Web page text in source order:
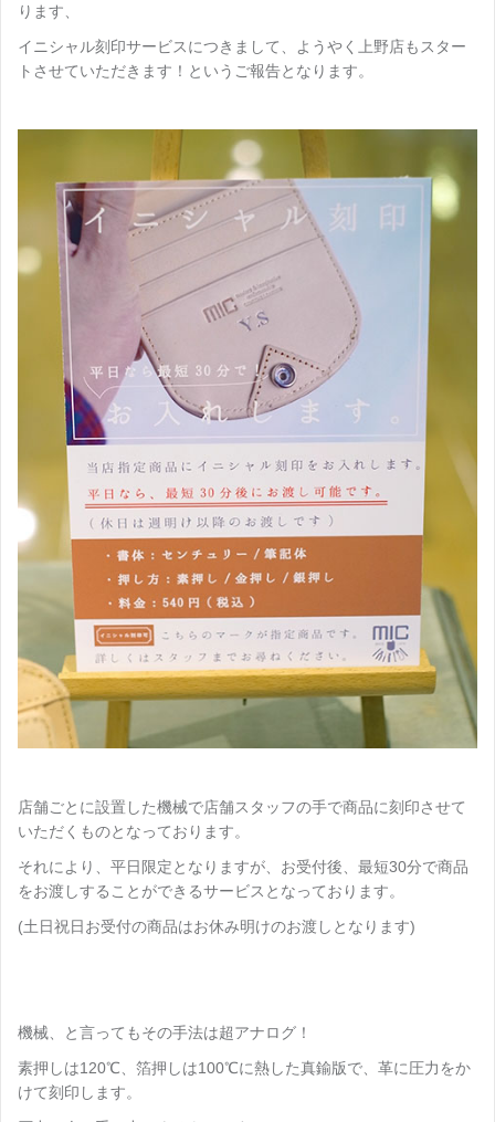
ります、
イニシャル刻印サービスにつきまして、ようやく上野店もスター
トさせていただきます！というご報告となります。
店舗ごとに設置した機械で店舗スタッフの手で商品に刻印させて
いただくものとなっております。
それにより、平日限定となりますが、お受付後、最短30分で商品
をお渡しすることができるサービスとなっております。
(土日祝日お受付の商品はお休み明けのお渡しとなります)
機械、と言ってもその手法は超アナログ！
素押しは120℃、箔押しは100℃に熱した真鍮版で、革に圧力をか
けて刻印します。